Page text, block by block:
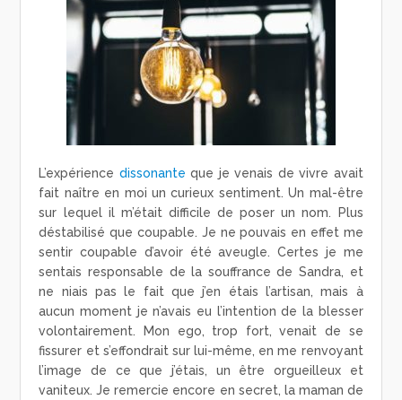
L’expérience dissonante que je venais de vivre avait
fait naître en moi un curieux sentiment. Un mal-être
sur lequel il m’était difficile de poser un nom. Plus
déstabilisé que coupable. Je ne pouvais en effet me
sentir coupable d’avoir été aveugle. Certes je me
sentais responsable de la souffrance de Sandra, et
ne niais pas le fait que j’en étais l’artisan, mais à
aucun moment je n’avais eu l’intention de la blesser
volontairement. Mon ego, trop fort, venait de se
fissurer et s’effondrait sur lui-même, en me renvoyant
l’image de ce que j’étais, un être orgueilleux et
vaniteux. Je remercie encore en secret, la maman de